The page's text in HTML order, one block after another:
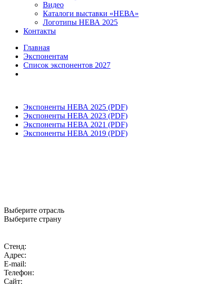
Видео
Каталоги выставки «НЕВА»
Логотипы НЕВА 2025
Контакты
Главная
Экспонентам
Список экспонентов 2027
Экспоненты НЕВА 2025 (PDF)
Экспоненты НЕВА 2023 (PDF)
Экспоненты НЕВА 2021 (PDF)
Экспоненты НЕВА 2019 (PDF)
Выберите отрасль
Выберите страну
Стенд:
Адрес:
E-mail:
Телефон:
Сайт: